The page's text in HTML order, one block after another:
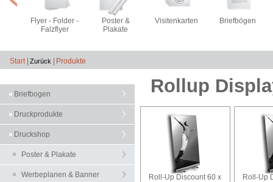
Flyer - Folder -
Falzflyer
Poster &
Plakate
Visitenkarten Briefbögen
Start| Produkte
Briefbogen
Druckprodukte
Druckshop
Poster & Plakate
Werbeplanen & Banner
Rollup
Roll-Up Discount 60 x
Roll-Up